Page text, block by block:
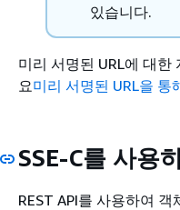
있습니다.
미리 서명된 URL에 대한
요미리 서명된 URL을 통
SSE-C를 사용
REST API를 사용하여